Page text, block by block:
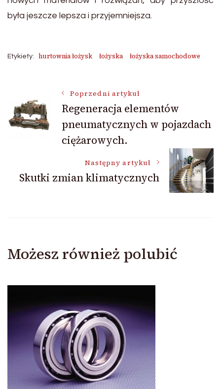
była jeszcze lepsza i przyjemniejsza.
Etykiety: hurtownia łożysk łożyska łożyska samochodowe
Nawigacja
wpisu
Poprzedni artykuł
Regeneracja elementów
pneumatycznych w pojazdach
ciężarowych.
Następny artykuł
Skutki zmian klimatycznych
Możesz również polubić